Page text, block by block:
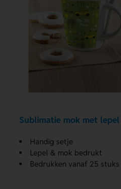
Sublimatie mok met
Handig setje
Lepel & mok bedrukt
Bedrukken vanaf 25 stuks